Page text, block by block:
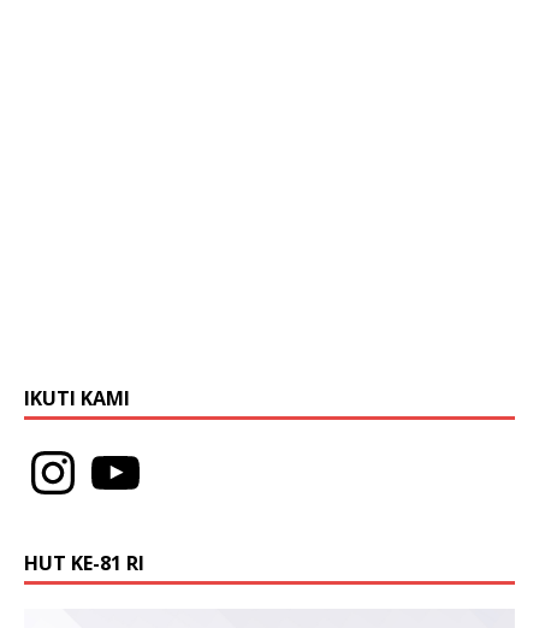
IKUTI KAMI
HUT KE-81 RI